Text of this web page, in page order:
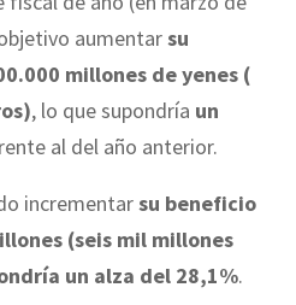
aumentarsu
millones de yenes (
, lo que supondría un
al del año anterior.
incrementarsu beneficio
(seis mil millones
un alza del 28,1%.